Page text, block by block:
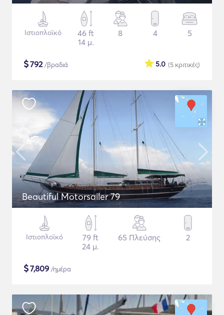
Ιστιοπλοϊκό
46 ft
14 μ.
8 4 5
$792/βραδιά (5 κριτικές)
5.0
Beautiful Motorsailer 79
Ιστιοπλοϊκό
79 ft
24 μ.
65 Πλεύσης 2
$7,809 /ημέρα